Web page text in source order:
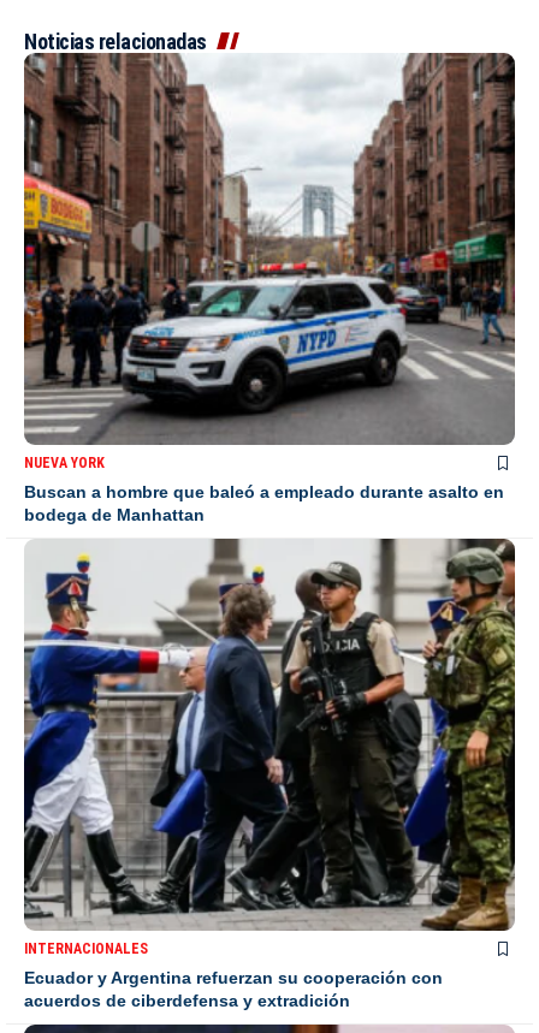
Noticias relacionadas
NUEVA YORK
Buscan a hombre que baleó a empleado durante asalto en
bodega de Manhattan
INTERNACIONALES
Ecuador y Argentina refuerzan su cooperación con
acuerdos de ciberdefensa y extradición